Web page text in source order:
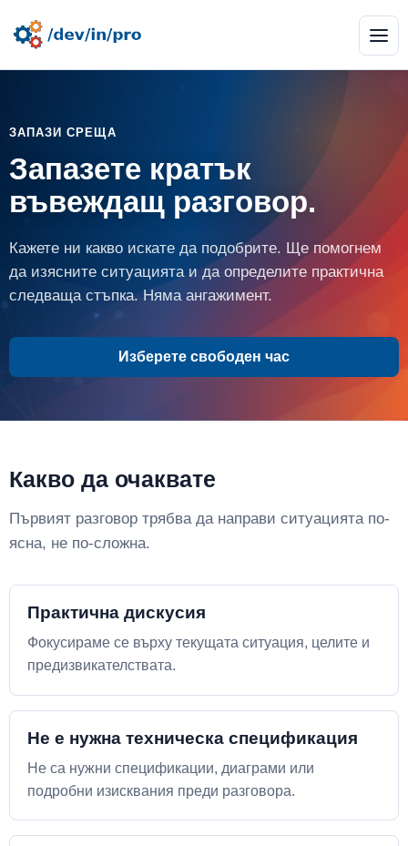
ЗАПАЗИ СРЕЩА
Запазете кратък
въвеждащ разговор.
Кажете ни какво искате да подобрите. Ще помогнем
да изясните ситуацията и да определите практична
следваща стъпка. Няма ангажимент.
Изберете свободен час
Какво да очаквате
Първият разговор трябва да направи ситуацията по-
ясна, не по-сложна.
Практична дискусия
Фокусираме се върху текущата ситуация, целите и
предизвикателствата.
Не е нужна техническа спецификация
Не са нужни спецификации, диаграми или
подробни изисквания преди разговора.